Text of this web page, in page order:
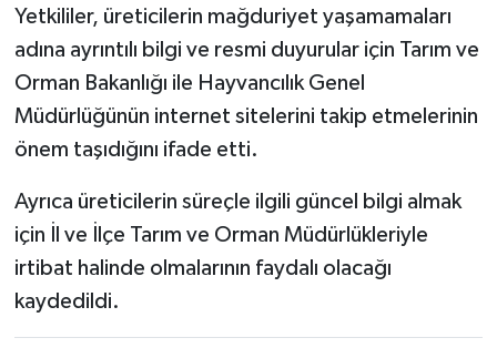
Yetkililer, üreticilerin mağduriyet yaşamamaları
adına ayrıntılı bilgi ve resmi duyurular için Tarım ve
Orman Bakanlığı ile Hayvancılık Genel
Müdürlüğünün internet sitelerini takip etmelerinin
önem taşıdığını ifade etti.
Ayrıca üreticilerin süreçle ilgili güncel bilgi almak
için İl ve İlçe Tarım ve Orman Müdürlükleriyle
irtibat halinde olmalarının faydalı olacağı
kaydedildi.